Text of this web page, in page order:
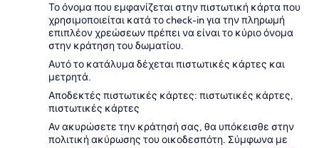
Το όνομα που εμφανίζεται στην πιστωτική κάρτα που
χρησιμοποιείται κατά το check-in για την πληρωμή
επιπλέον χρεώσεων πρέπει να είναι το κύριο όνομα
στην κράτηση του δωματίου.
Αυτό το κατάλυμα δέχεται πιστωτικές κάρτες και
μετρητά.
Αποδεκτές πιστωτικές κάρτες: πιστωτικές κάρτες,
πιστωτικές κάρτες
Αν ακυρώσετε την κράτησή σας, θα υπόκεισθε στην
πολιτική ακύρωσης του οικοδεσπότη. Σύμφωνα με